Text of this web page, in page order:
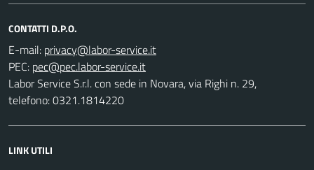
CONTATTI D.P.O.
E-mail:
PEC:
Labor Service S.r.l. con sede in Novara, via Righi n. 29,
telefono: 0321.1814220
LINK UTILI